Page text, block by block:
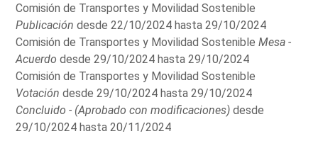
Comisión de Transportes y Movilidad Sostenible
Publicación desde 22/10/2024 hasta 29/10/2024
Comisión de Transportes y Movilidad SostenibleMesa -
Acuerdo desde 29/10/2024 hasta 29/10/2024
Comisión de Transportes y Movilidad Sostenible
Votación desde 29/10/2024 hasta 29/10/2024
Concluido - (Aprobado con modificaciones) desde
29/10/2024 hasta 20/11/2024